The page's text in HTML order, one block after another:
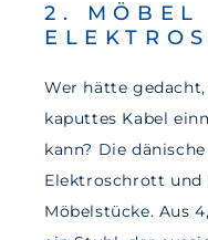
2. MÖBEL
Wer hätte
kaputtes Kabel
kann? Die
Elektroschrott und
Möbelstücke. Aus